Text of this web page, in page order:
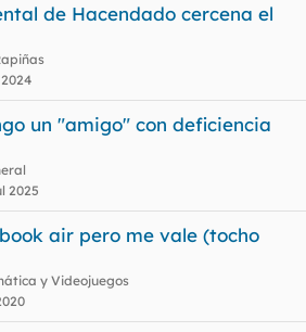
de Hacendado cercena el
un "amigo" con deficiencia
2025
air pero me vale (tocho
y Videojuegos